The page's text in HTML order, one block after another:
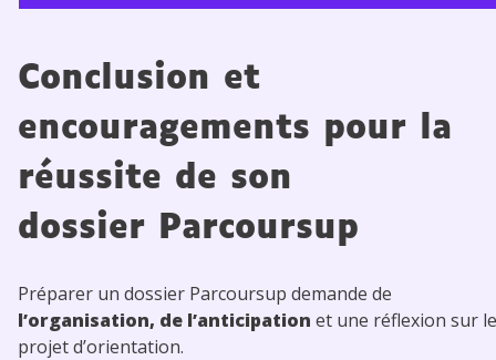
Conclusion et
encouragements pour la
réussite de son
dossier Parcoursup
Préparer un dossier Parcoursup demande de
l’organisation, de l’anticipation et une réflexion sur le
projet d’orientation.